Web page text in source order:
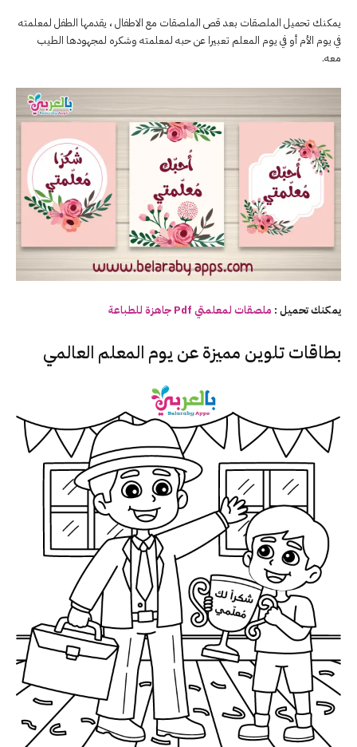
يمكنك تحميل الملصقات بعد قص الملصقات مع الاطفال ، يقدمها الطفل لمعلمته
في يوم الأم أو في يوم المعلم تعبيرا عن حبه لمعلمته وشكره لمجهودها الطيب
معه.
يمكنك تحميل : ملصقات لمعلمتي Pdf جاهزة للطباعة
بطاقات تلوين مميزة عن يوم المعلم العالمي